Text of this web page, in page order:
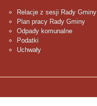
Relacje z sesji Rady Gminy
Plan pracy Rady Gminy
Odpady komunalne
Podatki
Uchwały